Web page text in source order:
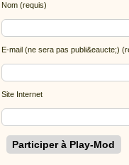
Nom (requis)
E-mail (ne sera pas publi&eaucte;)
Site Internet